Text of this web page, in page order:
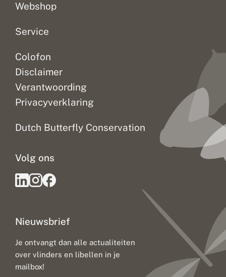
Webshop
Service
Colofon
Disclaimer
Verantwoording
Privacyverklaring
Dutch Butterfly Conservation
Nieuwsbrief
Je ontvangt dan alle actualiteiten
over vlinders en libellen in je
mailbox!
Volg ons